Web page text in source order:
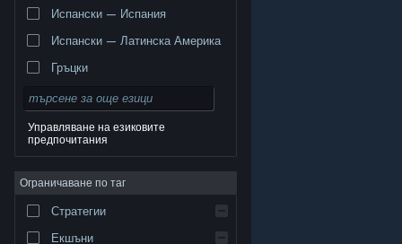
търговски марки принадлежат на съответните им
собственици в САЩ и други страни.
поверителност|Юридическа информация|
Достъпност|Условия за ползване на Steam
Възстановявания|Бисквитки
Испански — Испания
Испански — Латинска Америка
Гръцки
Управляване на езиковите
предпочитания
Ограничаване по таг
Стратегии
Екшъни